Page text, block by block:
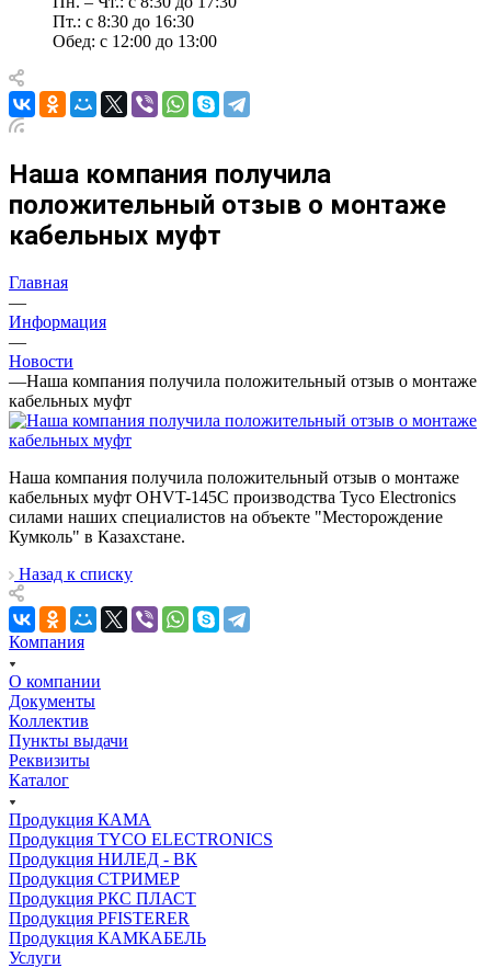
Пт.: с 8:30 до 16:30
Обед: с 12:00 до 13:00
Наша компания получила
положительный отзыв о монтаже
кабельных муфт
Главная
—
Информация
—
Новости
—Наша компания получила положительный отзыв о монтаже
кабельных муфт
Наша компания получила положительный отзыв о монтаже
кабельных муфт OHVT-145C производства Tyco Electronics
силами наших специалистов на объекте "Месторождение
Кумколь" в Казахстане.
Назад к списку
Компания
О компании
Документы
Коллектив
Пункты выдачи
Реквизиты
Каталог
Продукция КАМА
Продукция TYCO ELECTRONICS
Продукция НИЛЕД - ВК
Продукция СТРИМЕР
Продукция РКС ПЛАСТ
Продукция PFISTERER
Продукция КАМКАБЕЛЬ
Услуги